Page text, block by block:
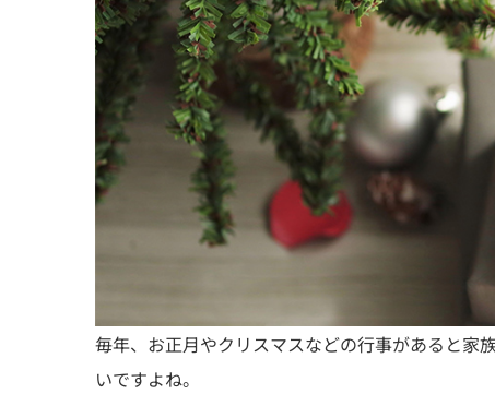
毎年、お正月やクリスマスなどの行事があると家
いですよね。